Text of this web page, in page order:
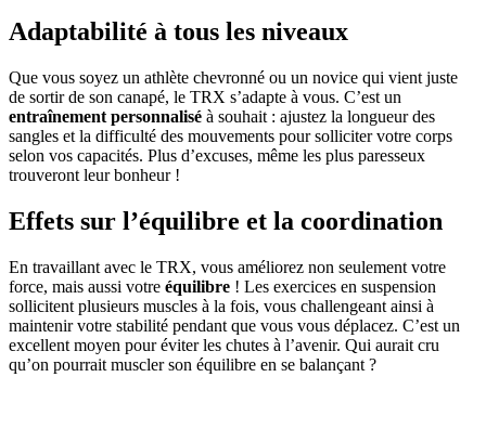
Adaptabilité à tous les niveaux
Que vous soyez un athlète chevronné ou un novice qui vient juste
de sortir de son canapé, le TRX s’adapte à vous. C’est un
entraînement personnalisé à souhait : ajustez la longueur des
sangles et la difficulté des mouvements pour solliciter votre corps
selon vos capacités. Plus d’excuses, même les plus paresseux
trouveront leur bonheur !
Effets sur l’équilibre et la coordination
En travaillant avec le TRX, vous améliorez non seulement votre
force, mais aussi votre équilibre ! Les exercices en suspension
sollicitent plusieurs muscles à la fois, vous challengeant ainsi à
maintenir votre stabilité pendant que vous vous déplacez. C’est un
excellent moyen pour éviter les chutes à l’avenir. Qui aurait cru
qu’on pourrait muscler son équilibre en se balançant ?